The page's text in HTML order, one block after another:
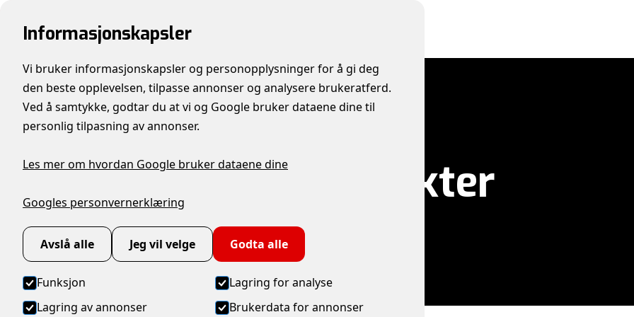
Informasjonskapsler
Vi bruker informasjonskapsler og personopplysninger for å gi deg
den beste opplevelsen, tilpasse annonser og analysere brukeratferd.
Ved å samtykke, godtar du at vi og Google bruker dataene dine til
personlig tilpasning av annonser.
Les mer om hvordan Google bruker dataene dine
Googles personvernerklæring
Avslå alle Jeg vil velge Godta alle
Funksjon
Lagring for analyse
Lagring av annonser
Brukerdata for annonser
Hjem→Industrier→Beleggningsprodukter
Beleggningsprodukter
Se våre produkter Kontakt oss